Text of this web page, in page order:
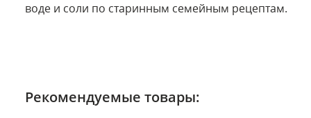
воде и соли по старинным семейным рецептам.
Рекомендуемые товары: